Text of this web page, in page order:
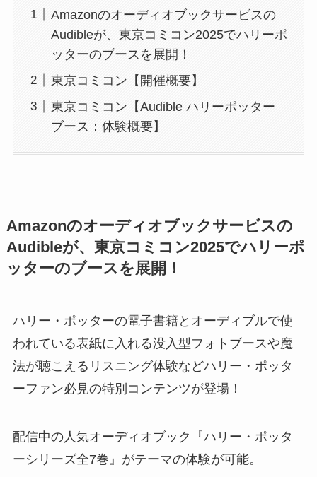
Amazonのオーディオブックサービスの
Audibleが、東京コミコン2025でハリーポ
ッターのブースを展開！
東京コミコン【開催概要】
東京コミコン【Audible ハリーポッター
ブース：体験概要】
Amazonのオーディオブックサービスの
Audibleが、東京コミコン2025でハリーポ
ッターのブースを展開！
ハリー・ポッターの電子書籍とオーディブルで使
われている表紙に入れる没入型フォトブースや魔
法が聴こえるリスニング体験などハリー・ポッタ
ーファン必見の特別コンテンツが登場！
配信中の人気オーディオブック『ハリー・ポッタ
ーシリーズ全7巻』がテーマの体験が可能。